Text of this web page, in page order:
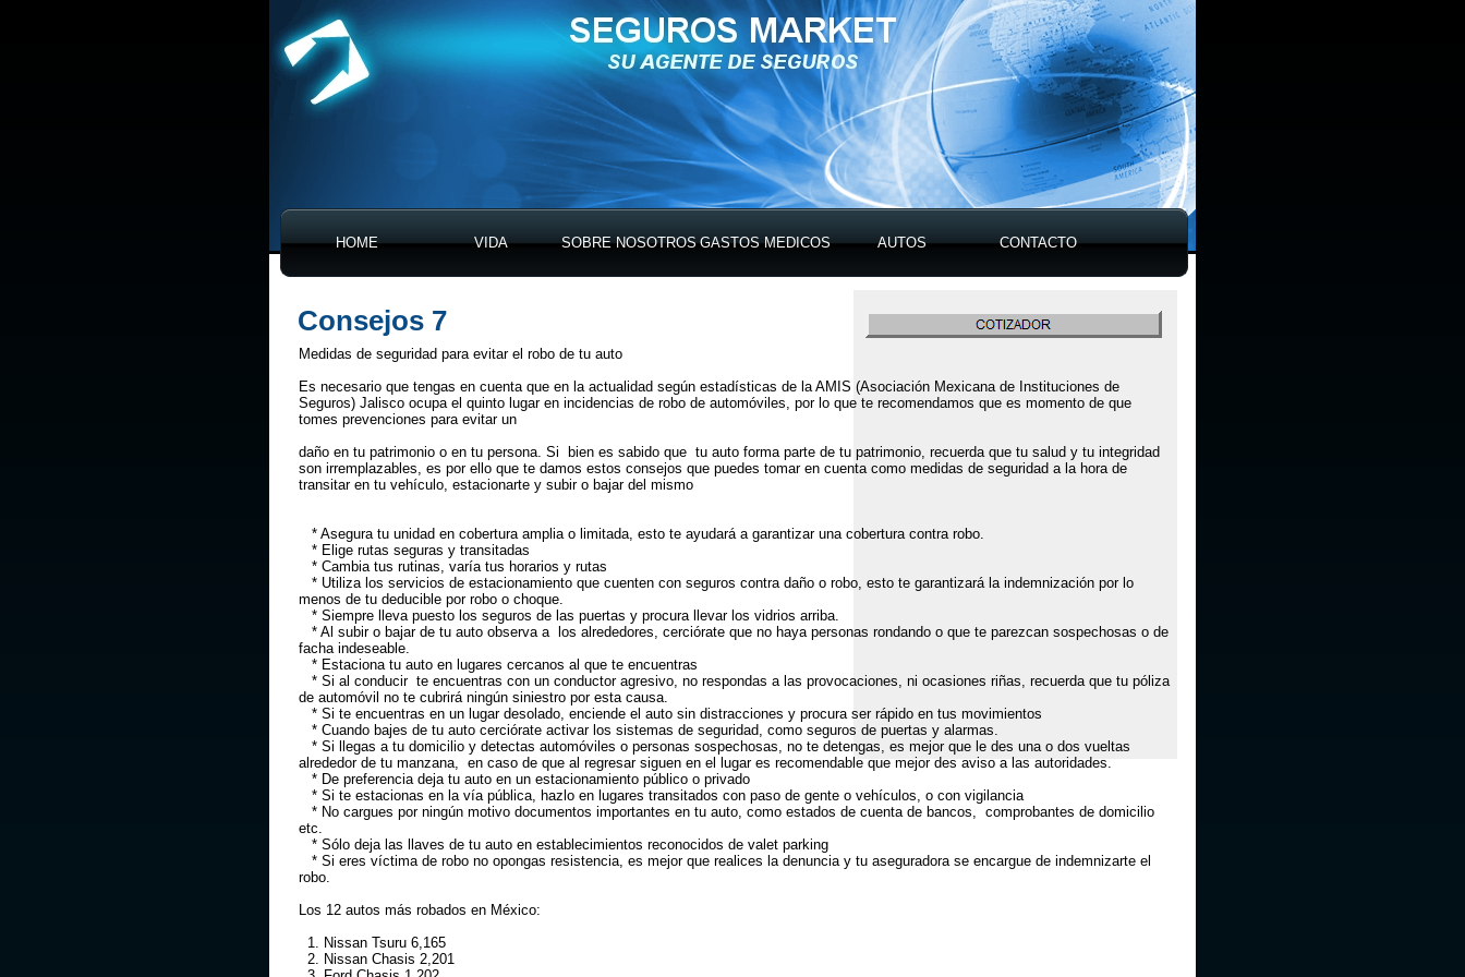
HOME VIDA SOBRE NOSOTROS GASTOS MEDICOS AUTOS CONTACTO
Medidas de seguridad para evitar el robo de tu auto
Es necesario que tengas en cuenta que en la actualidad según estadísticas de la AMIS (Asociación Mexicana de Instituciones de
Seguros) Jalisco ocupa el quinto lugar en incidencias de robo de automóviles, por lo que te recomendamos que es momento de que
tomes prevenciones para evitar un
daño en tu patrimonio o en tu persona. Si bien es sabido que tu auto forma parte de tu patrimonio, recuerda que tu salud y tu integridad
son irremplazables, es por ello que te damos estos consejos que puedes tomar en cuenta como medidas de seguridad a la hora de
transitar en tu vehículo, estacionarte y subir o bajar del mismo
* Asegura tu unidad en cobertura amplia o limitada, esto te ayudará a garantizar una cobertura contra robo.
* Elige rutas seguras y transitadas
* Cambia tus rutinas, varía tus horarios y rutas
* Utiliza los servicios de estacionamiento que cuenten con seguros contra daño o robo, esto te garantizará la indemnización por lo
menos de tu deducible por robo o choque.
* Siempre lleva puesto los seguros de las puertas y procura llevar los vidrios arriba.
* Al subir o bajar de tu auto observa a los alrededores, cerciórate que no haya personas rondando o que te parezcan sospechosas o de
facha indeseable.
* Estaciona tu auto en lugares cercanos al que te encuentras
* Si al conducir te encuentras con un conductor agresivo, no respondas a las provocaciones, ni ocasiones riñas, recuerda que tu póliza
de automóvil no te cubrirá ningún siniestro por esta causa.
* Si te encuentras en un lugar desolado, enciende el auto sin distracciones y procura ser rápido en tus movimientos
* Cuando bajes de tu auto cerciórate activar los sistemas de seguridad, como seguros de puertas y alarmas.
* Si llegas a tu domicilio y detectas automóviles o personas sospechosas, no te detengas, es mejor que le des una o dos vueltas
alrededor de tu manzana, en caso de que al regresar siguen en el lugar es recomendable que mejor des aviso a las autoridades.
* De preferencia deja tu auto en un estacionamiento público o privado
* Si te estacionas en la vía pública, hazlo en lugares transitados con paso de gente o vehículos, o con vigilancia
* No cargues por ningún motivo documentos importantes en tu auto, como estados de cuenta de bancos, comprobantes de domicilio
etc.
* Sólo deja las llaves de tu auto en establecimientos reconocidos de valet parking
* Si eres víctima de robo no opongas resistencia, es mejor que realices la denuncia y tu aseguradora se encargue de indemnizarte el
robo.
Los 12 autos más robados en México:
1. Nissan Tsuru 6,165
2. Nissan Chasis 2,201
Consejos 7